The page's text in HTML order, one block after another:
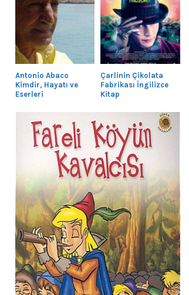
Antonio Abaco
Kimdir, Hayatı ve
Eserleri
Çarlinin Çikolata
Fabrikası İngilizce
Kitap